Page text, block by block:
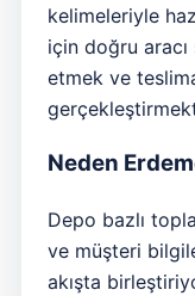
kelimeleriyle
için doğru
etmek ve
Neden
Depo bazlı
ve müşteri
akışta